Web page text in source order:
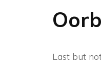
Last but